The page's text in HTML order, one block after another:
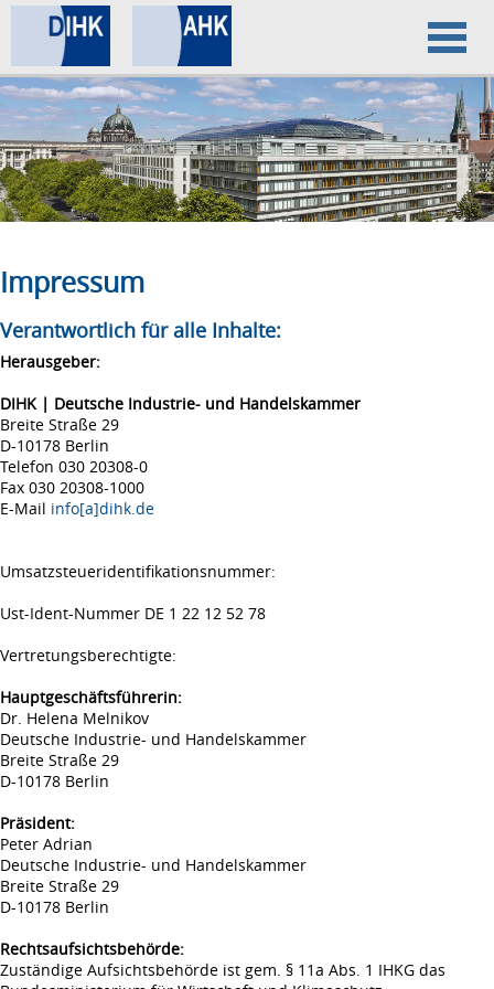
Home
Datenschutz
Impressum
Impressum
Verantwortlich für alle Inhalte:
Herausgeber:
DIHK | Deutsche Industrie- und Handelskammer
Breite Straße 29
D-10178 Berlin
Telefon 030 20308-0
Fax 030 20308-1000
E-Mail info[a]dihk.de
Umsatzsteueridentifikationsnummer:
Ust-Ident-Nummer DE 1 22 12 52 78
Vertretungsberechtigte:
Hauptgeschäftsführerin:
Dr. Helena Melnikov
Deutsche Industrie- und Handelskammer
Breite Straße 29
D-10178 Berlin
Präsident:
Peter Adrian
Deutsche Industrie- und Handelskammer
Breite Straße 29
D-10178 Berlin
Rechtsaufsichtsbehörde:
Zuständige Aufsichtsbehörde ist gem. § 11a Abs. 1 IHKG das